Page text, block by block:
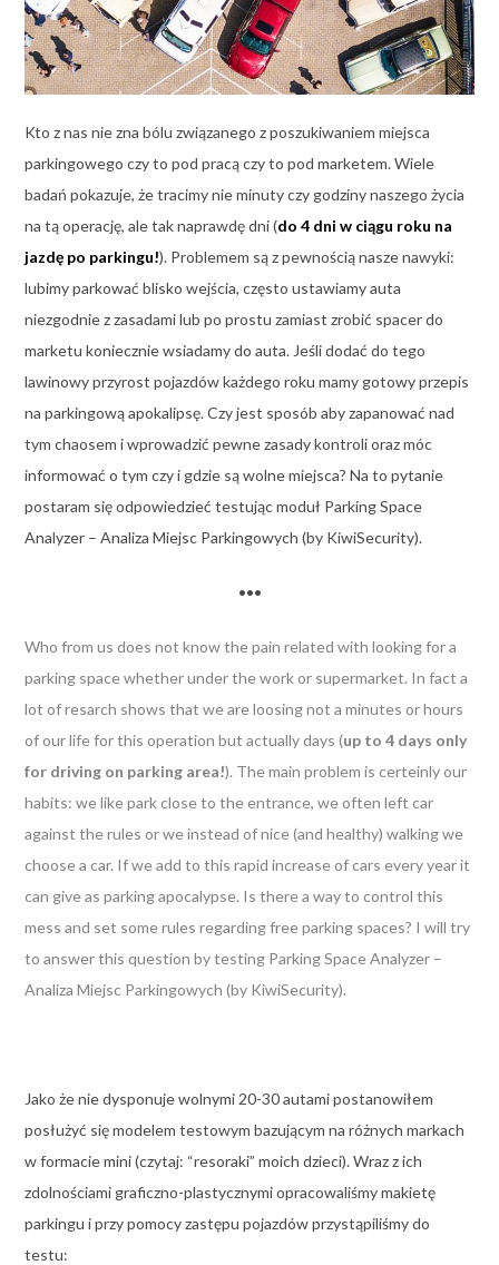
Kto z nas nie zna bólu związanego z poszukiwaniem miejsca
parkingowego czy to pod pracą czy to pod marketem. Wiele
badań pokazuje, że tracimy nie minuty czy godziny naszego życia
na tą operację, ale tak naprawdę dni (do 4 dni w ciągu roku na
jazdę po parkingu!). Problemem są z pewnością nasze nawyki:
lubimy parkować blisko wejścia, często ustawiamy auta
niezgodnie z zasadami lub po prostu zamiast zrobić spacer do
marketu koniecznie wsiadamy do auta. Jeśli dodać do tego
lawinowy przyrost pojazdów każdego roku mamy gotowy przepis
na parkingową apokalipsę. Czy jest sposób aby zapanować nad
tym chaosem i wprowadzić pewne zasady kontroli oraz móc
informować o tym czy i gdzie są wolne miejsca? Na to pytanie
postaram się odpowiedzieć testując moduł Parking Space
Analyzer – Analiza Miejsc Parkingowych (by KiwiSecurity).
•••
Who from us does not know the pain related with looking for a
parking space whether under the work or supermarket. In fact a
lot of resarch shows that we are loosing not a minutes or hours
of our life for this operation but actually days (up to 4 days only
for driving on parking area!). The main problem is certeinly our
habits: we like park close to the entrance, we often left car
against the rules or we instead of nice (and healthy) walking we
choose a car. If we add to this rapid increase of cars every year it
can give as parking apocalypse. Is there a way to control this
mess and set some rules regarding free parking spaces? I will try
to answer this question by testing Parking Space Analyzer –
Analiza Miejsc Parkingowych (by KiwiSecurity).
Jako że nie dysponuje wolnymi 20-30 autami postanowiłem
posłużyć się modelem testowym bazującym na różnych markach
w formacie mini (czytaj: “resoraki” moich dzieci). Wraz z ich
zdolnościami graficzno-plastycznymi opracowaliśmy makietę
parkingu i przy pomocy zastępu pojazdów przystąpiliśmy do
testu: